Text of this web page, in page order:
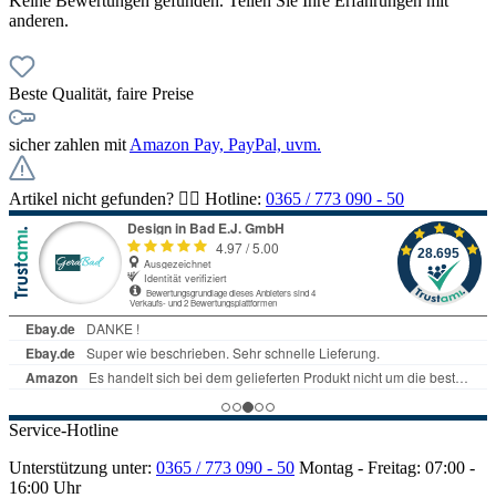
anderen.
Beste Qualität, faire Preise
sicher zahlen mit Amazon Pay, PayPal, uvm.
Artikel nicht gefunden? 👉🏻 Hotline: 0365 / 773 090 - 50
Service-Hotline
Unterstützung unter: 0365 / 773 090 - 50 Montag - Freitag: 07:00 -
16:00 Uhr